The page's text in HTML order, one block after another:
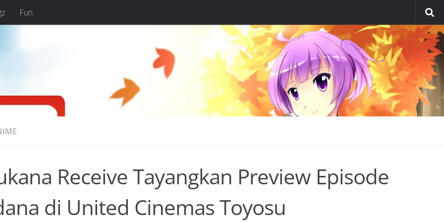
Fun
Receive Tayangkan Preview Episode
di United Cinemas Toyosu